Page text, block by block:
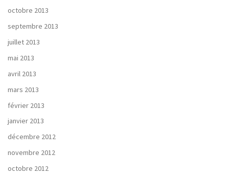
octobre 2013
septembre 2013
juillet 2013
mai 2013
avril 2013
mars 2013
février 2013
janvier 2013
décembre 2012
novembre 2012
octobre 2012